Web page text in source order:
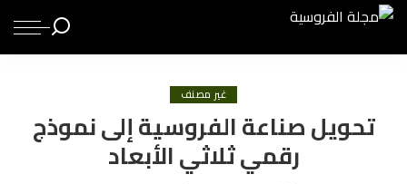
غير مصنف
تحويل صناعة الفروسية إلى نموذج
رقمي ثلاثي الأبعاد